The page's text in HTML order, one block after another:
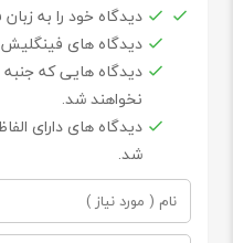
دیدگاه خود را به
دیدگاه های
دیدگاه هایی که جنبه
نخواهند شد.
دیدگاه های دارای
شد.